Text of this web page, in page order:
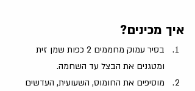
איך מכינים?
בסיר עמוק מחממים 2 כפות שמן זית
ומטגנים את הבצל עד השחמה.
מוסיפים את החומוס, השעועית, העדשים